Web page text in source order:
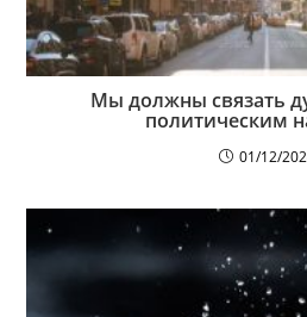
Мы должны связать
политическим
01/12/